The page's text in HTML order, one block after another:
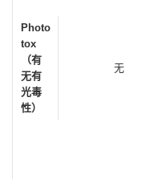
Photo
tox
（有
无有
光毒
性）
无